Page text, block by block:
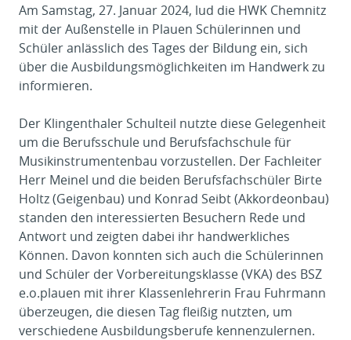
Am Samstag, 27. Januar 2024, lud die HWK Chemnitz
mit der Außenstelle in Plauen Schülerinnen und
Schüler anlässlich des Tages der Bildung ein, sich
über die Ausbildungsmöglichkeiten im Handwerk zu
informieren.
Der Klingenthaler Schulteil nutzte diese Gelegenheit
um die Berufsschule und Berufsfachschule für
Musikinstrumentenbau vorzustellen. Der Fachleiter
Herr Meinel und die beiden Berufsfachschüler Birte
Holtz (Geigenbau) und Konrad Seibt (Akkordeonbau)
standen den interessierten Besuchern Rede und
Antwort und zeigten dabei ihr handwerkliches
Können. Davon konnten sich auch die Schülerinnen
und Schüler der Vorbereitungsklasse (VKA) des BSZ
e.o.plauen mit ihrer Klassenlehrerin Frau Fuhrmann
überzeugen, die diesen Tag fleißig nutzten, um
verschiedene Ausbildungsberufe kennenzulernen.